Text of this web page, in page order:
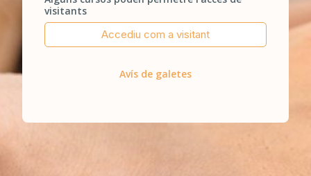
visitants
Accediu com a visitant
Avís de galetes